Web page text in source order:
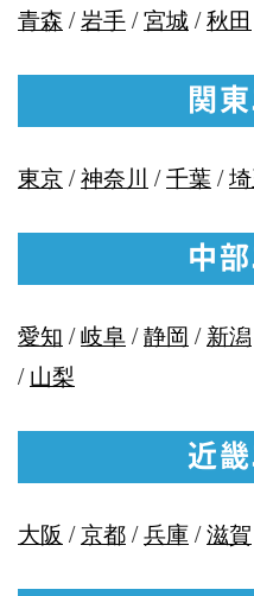
青森 /岩手/宮城/秋田
関
東京/神奈川 /千葉/
中
愛知 /岐阜/静岡 /新潟
/山梨
近
大阪 /京都/兵庫/滋賀